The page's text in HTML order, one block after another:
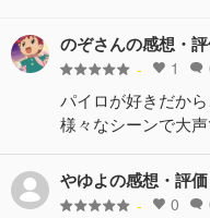
のぞさんの感想・
- 1
パイロが好きだか
様々なシーンで大
やゆよの感想・評価
- 0